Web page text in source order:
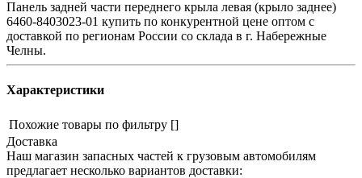
Панель задней части переднего крыла левая (крыло заднее)
6460-8403023-01 купить по конкурентной цене оптом с
доставкой по регионам России со склада в г. Набережные
Челны.
Характеристики
Похожие товары по фильтру []
Доставка
Наш магазин запасных частей к грузовым автомобилям
предлагает несколько вариантов доставки: